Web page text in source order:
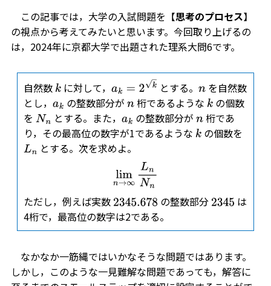
この記事では，大学の入試問題を【思考のプロセス】
の視点から考えてみたいと思います。今回取り上げるの
は，2024年に京都大学で出題された理系大問6です。
自然数 k に対して，ak=2k とする。nを自然数
とし， ak の整数部分がn桁であるような k の個数
を Nn とする。また， ak の整数部分が n桁であ
り，その最高位の数字が1であるような k の個数を
Ln とする。次を求めよ。
limn →∞L
ただし，例えば実数 2345.678 の整数部分 2345 は
4桁で，最高位の数字は2である。
なかなか一筋縄ではいかなそうな問題ではあります。
しかし，このような一見難解な問題であっても，解答に